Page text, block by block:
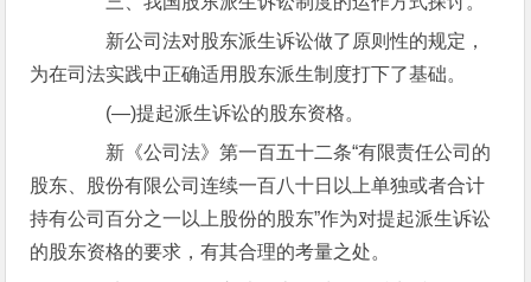
新公司法对股东派生诉讼做了原则性的规定，
为在司法实践中正确适用股东派生制度打下了基础。
(—)提起派生诉讼的股东资格。
新《公司法》第一百五十二条“有限责任公司的
股东、股份有限公司连续一百八十日以上单独或者合计
持有公司百分之一以上股份的股东”作为对提起派生诉讼
的股东资格的要求，有其合理的考量之处。